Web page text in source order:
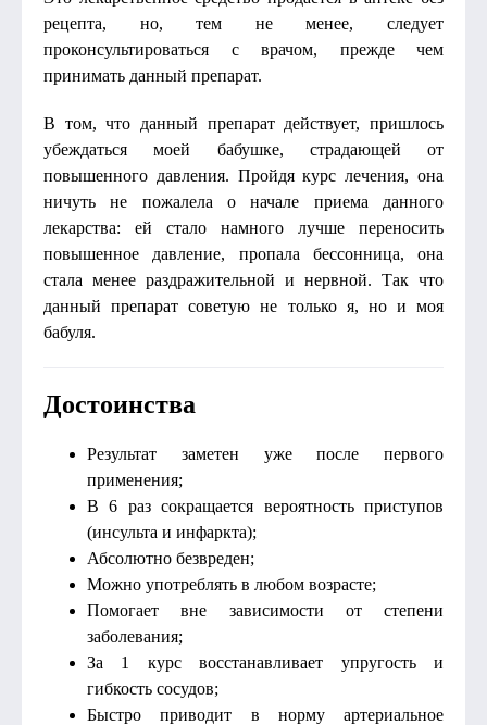
рецепта, но, тем не менее, следует
проконсультироваться с врачом, прежде чем
принимать данный препарат.
В том, что данный препарат действует, пришлось
убеждаться моей бабушке, страдающей от
повышенного давления. Пройдя курс лечения, она
ничуть не пожалела о начале приема данного
лекарства: ей стало намного лучше переносить
повышенное давление, пропала бессонница, она
стала менее раздражительной и нервной. Так что
данный препарат советую не только я, но и моя
бабуля.
Достоинства
Результат заметен уже после первого
применения;
В 6 раз сокращается вероятность приступов
(инсульта и инфаркта);
Абсолютно безвреден;
Можно употреблять в любом возрасте;
Помогает вне зависимости от степени
заболевания;
За 1 курс восстанавливает упругость и
гибкость сосудов;
Быстро приводит в норму артериальное